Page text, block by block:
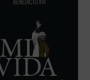
dando una visión plena de
que reconstruye los años ...